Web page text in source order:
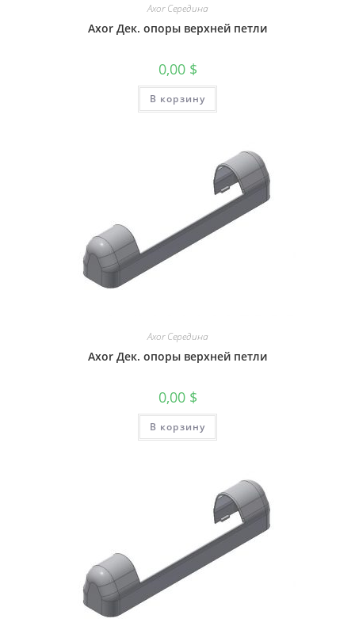
Axor Середина
Axor Дек. опоры верхней петли
0,00 $
В корзину
Axor Середина
Axor Дек. опоры верхней петли
0,00 $
В корзину